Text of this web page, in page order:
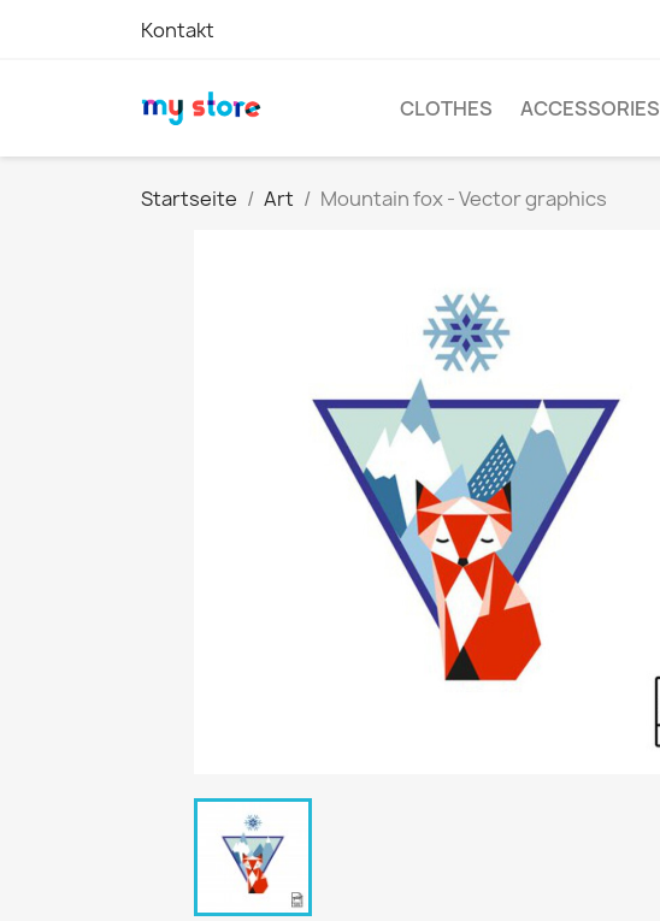
Kontakt
CLOTHES ACCESSORIES
Startseite Art Mountain fox - Vector graphics